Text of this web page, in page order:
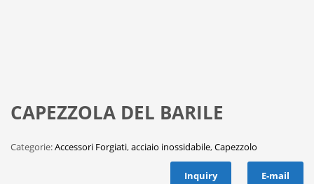
CAPEZZOLA DEL BARILE
Categorie:Accessori Forgiati,acciaio inossidabile,Capezzolo
Inquiry E-mail